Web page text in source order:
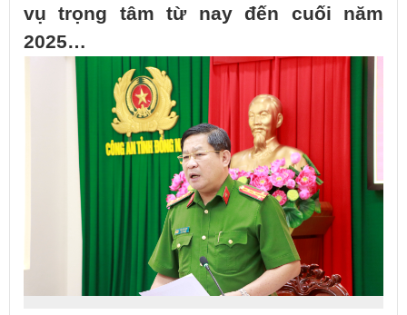
vụ trọng tâm từ nay đến cuối năm
2025…